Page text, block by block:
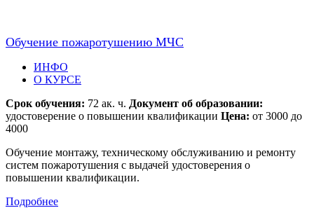
Обучение пожаротушению МЧС
ИНФО
О КУРСЕ
Срок обучения: 72 ак. ч. Документ об образовании:
удостоверение о повышении квалификации Цена: от 3000 до
4000
Обучение монтажу, техническому обслуживанию и ремонту
систем пожаротушения с выдачей удостоверения о
повышении квалификации.
Подробнее